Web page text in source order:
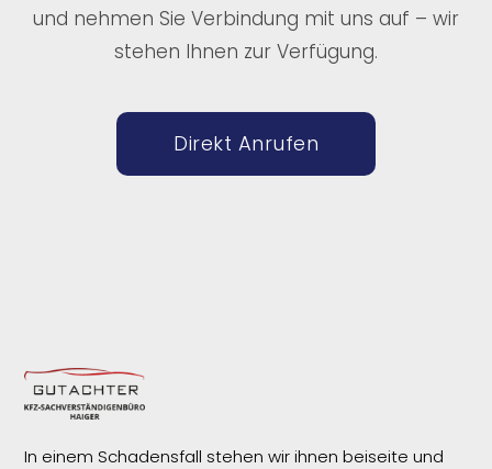
und nehmen Sie Verbindung mit uns auf – wir
stehen Ihnen zur Verfügung.
Direkt Anrufen
In einem Schadensfall stehen wir ihnen beiseite und